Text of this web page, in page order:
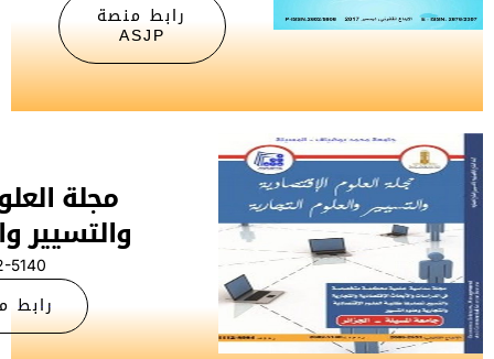
رابط منصة
ASJP
مجلة العلوم الإقتصادية
والتسيير والعلوم التجارية
EISSN:
2602-5140
رابط منصة ASJP